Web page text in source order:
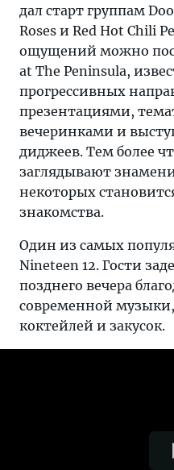
дал старт группам
Roses и Red Hot Chili
ощущений можно
at The Peninsula,
прогрессивных
презентациями,
вечеринками и
диджеев. Тем более
заглядывают
некоторых
знакомства.
Один из самых
Nineteen 12. Гости
позднего вечера
современной
коктейлей и закусок.